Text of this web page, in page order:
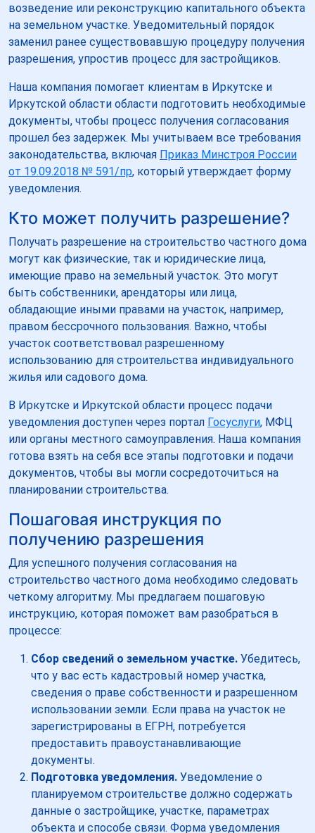
возведение или реконструкцию капитального объекта
на земельном участке. Уведомительный порядок
заменил ранее существовавшую процедуру получения
разрешения, упростив процесс для застройщиков.
Наша компания помогает клиентам в Иркутске и
Иркутской области области подготовить необходимые
документы, чтобы процесс получения согласования
прошел без задержек. Мы учитываем все требования
законодательства, включая Приказ Минстроя России
от 19.09.2018 № 591/пр, который утверждает форму
уведомления.
Кто может получить разрешение?
Получать разрешение на строительство частного дома
могут как физические, так и юридические лица,
имеющие право на земельный участок. Это могут
быть собственники, арендаторы или лица,
обладающие иными правами на участок, например,
правом бессрочного пользования. Важно, чтобы
участок соответствовал разрешенному
использованию для строительства индивидуального
жилья или садового дома.
В Иркутске и Иркутской области процесс подачи
уведомления доступен через портал Госуслуги, МФЦ
или органы местного самоуправления. Наша компания
готова взять на себя все этапы подготовки и подачи
документов, чтобы вы могли сосредоточиться на
планировании строительства.
Пошаговая инструкция по
получению разрешения
Для успешного получения согласования на
строительство частного дома необходимо следовать
четкому алгоритму. Мы предлагаем пошаговую
инструкцию, которая поможет вам разобраться в
процессе:
Сбор сведений о земельном участке. Убедитесь,
что у вас есть кадастровый номер участка,
сведения о праве собственности и разрешенном
использовании земли. Если права на участок не
зарегистрированы в ЕГРН, потребуется
предоставить правоустанавливающие
документы.
Подготовка уведомления. Уведомление о
планируемом строительстве должно содержать
данные о застройщике, участке, параметрах
объекта и способе связи. Форма уведомления